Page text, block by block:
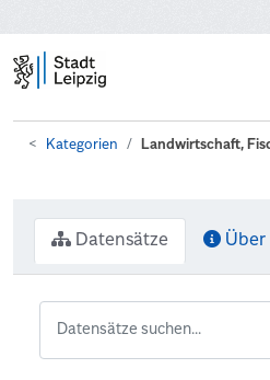
Kategorien Landwirtschaft,
Datensätze Über